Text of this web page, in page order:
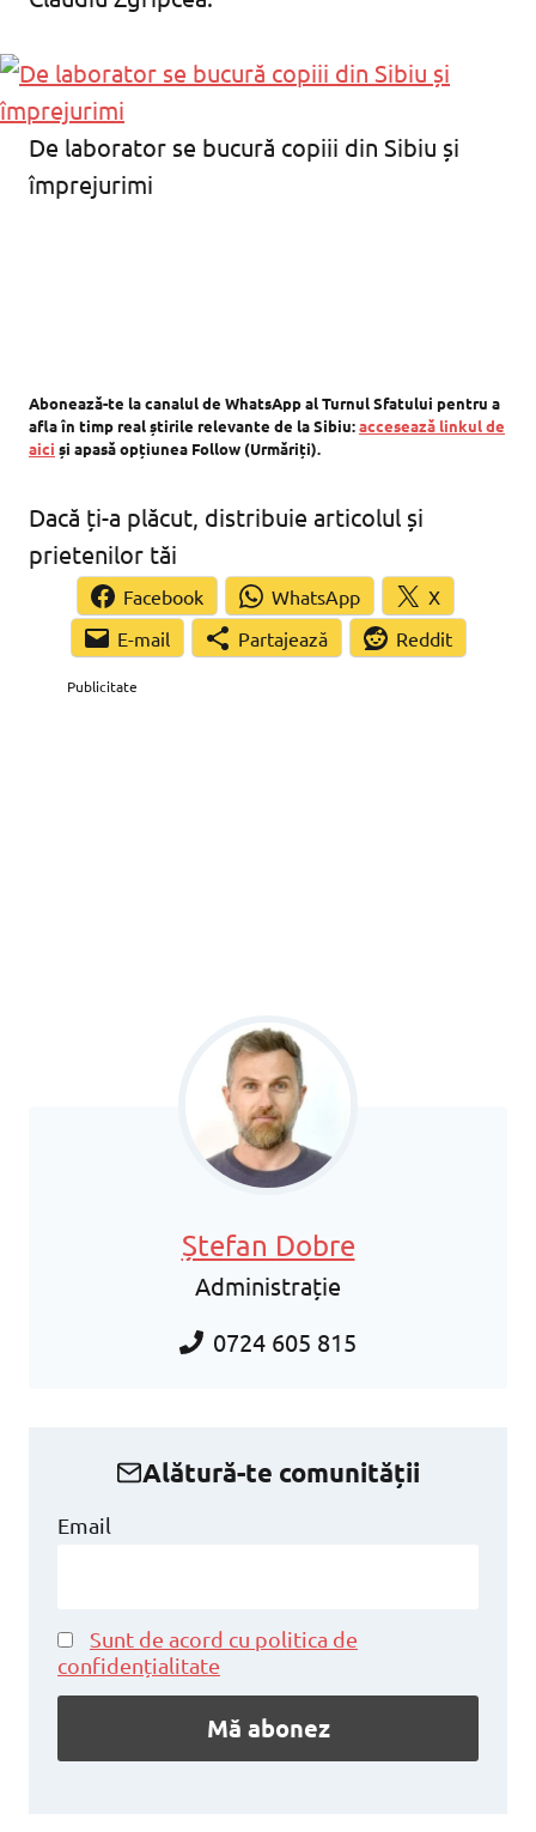
De laborator se bucură copiii din Sibiu și
împrejurimi
Abonează-te la canalul de WhatsApp al Turnul Sfatului pentru a
afla în timp real știrile relevante de la Sibiu:accesează linkul de
aici și apasă opțiunea Follow (Urmăriți).
Dacă ți-a plăcut, distribuie articolul și
prietenilor tăi
Facebook WhatsApp
X
Partajează
Reddit
Publicitate
Ștefan Dobre
Administrație
0724 605 815
Alătură-te comunității
Email
Sunt de acord cu politica de
confidențialitate